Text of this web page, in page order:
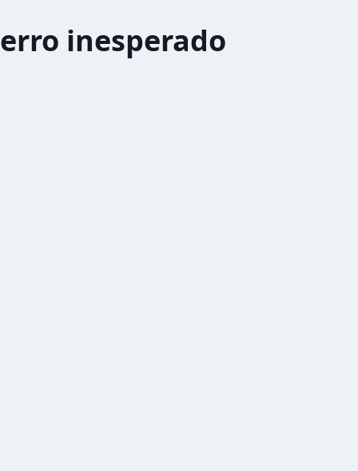
erro inesperado